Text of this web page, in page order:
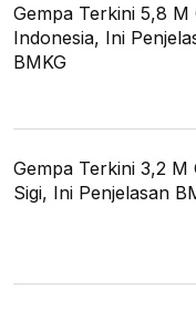
Gempa Terkini 5,8 M
Indonesia, Ini
BMKG
Gempa Terkini 3,2 M
Sigi, Ini Penjelasan